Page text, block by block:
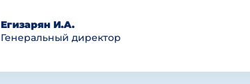
Егизарян И.А.
Генеральный директор